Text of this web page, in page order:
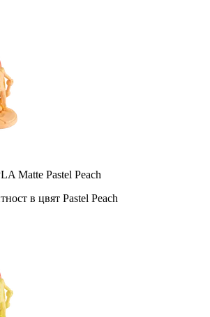
Matte Pastel Peach
в цвят Pastel Peach